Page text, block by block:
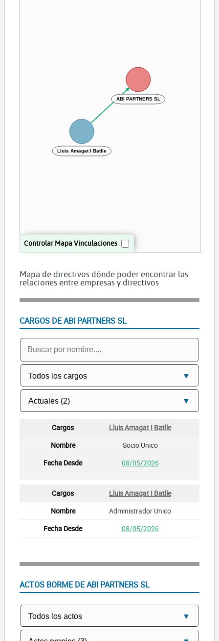
Controlar Mapa Vinculaciones
ABI PARTNERS SL
Lluis Amagat I Batlle
Mapa de directivos dónde poder encontrar las
relaciones entre empresas y directivos
CARGOS DE ABI PARTNERS SL
Lluis Amagat I Batlle
Socio Unico
08/05/2026
Lluis Amagat I Batlle
Administrador Unico
08/05/2026
ACTOS BORME DE ABI PARTNERS SL